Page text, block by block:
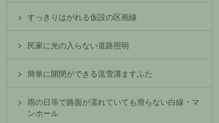
すっきりはがれる仮設の区画線
民家に光の入らない道路照明
簡単に開閉ができる流雪溝ますふた
雨の日等で路面が濡れていても滑らない白線・マ
ンホール